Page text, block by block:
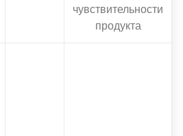
чувствительности
продукта